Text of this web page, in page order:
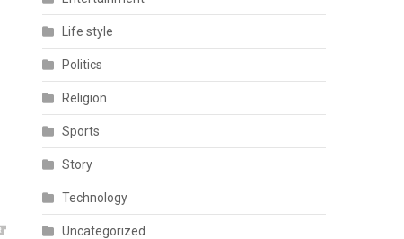
Life style
Politics
Religion
Sports
Story
Technology
Uncategorized